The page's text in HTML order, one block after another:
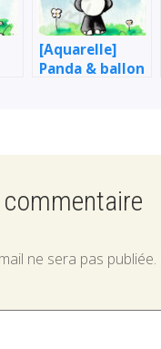
[Aquarelle]
Panda & ballon
ne sera pas publiée.